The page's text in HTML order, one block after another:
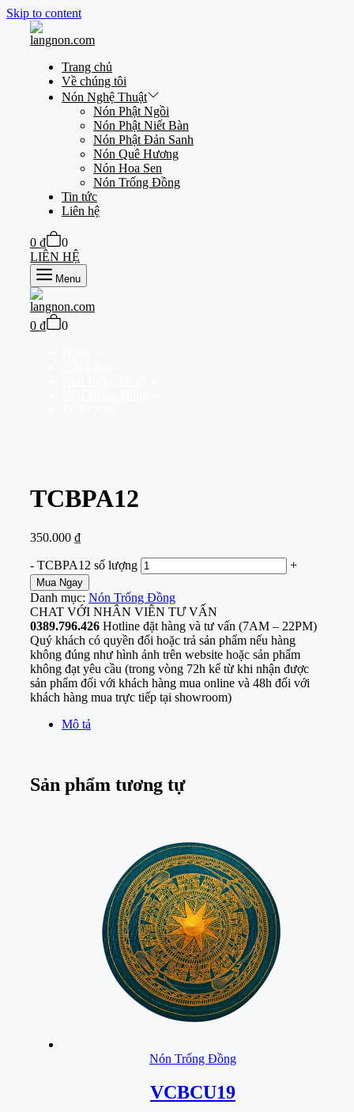
Skip to content
Trang chủ
Về chúng tôi
Nón Nghệ Thuật
Nón Phật Ngồi
Nón Phật Niết Bàn
Nón Phật Đản Sanh
Nón Quê Hương
Nón Hoa Sen
Nón Trống Đồng
Tin tức
Liên hệ
0 ₫
0
LIÊN HỆ
Menu
0 ₫
0
TCBPA12
350.000 ₫
- TCBPA12 số lượng +
Mua Ngay
Danh mục: Nón Trống Đồng
CHAT VỚI NHÂN VIÊN TƯ VẤN
0389.796.426 Hotline đặt hàng và tư vấn (7AM – 22PM)
Quý khách có quyền đổi hoặc trả sản phẩm nếu hàng
không đúng như hình ảnh trên website hoặc sản phẩm
không đạt yêu cầu (trong vòng 72h kể từ khi nhận được
sản phẩm đối với khách hàng mua online và 48h đối với
khách hàng mua trực tiếp tại showroom)
Mô tả
Sản phẩm tương tự
Nón Trống Đồng
VCBCU19